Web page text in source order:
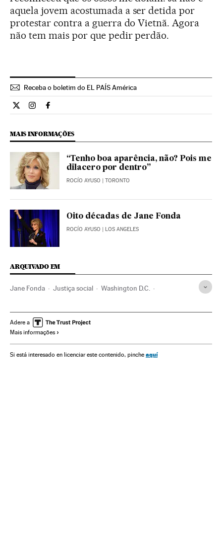
aquela jovem acostumada a ser detida por
protestar contra a guerra do Vietnã. Agora
não tem mais por que pedir perdão.
Receba o boletim do EL PAÍS América
Cultura El País Brasil en Twitter
Cultura El País Brasil en Instagram
Cultura El País Brasil en Facebook
MAIS INFORMAÇÕES
“Tenho boa aparência, não? Pois me
dilacero por dentro”
ROCÍO AYUSO | TORONTO
Oito décadas de Jane Fonda
ROCÍO AYUSO | LOS ANGELES
ARQUIVADO EM
Jane Fonda Justiça social Washington D.C.
Atrizes emergência climática
Desigualdade social
Alertas ambientais Mudança climática Mal-estar social
Adere a
Mais informações
Si está interesado en licenciar este contenido, pinche aquí